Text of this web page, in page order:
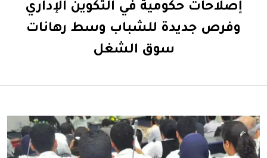
إصلاحات حكومية في التكوين الإداري
وفرص جديدة للشباب وسط رهانات
سوق الشغل